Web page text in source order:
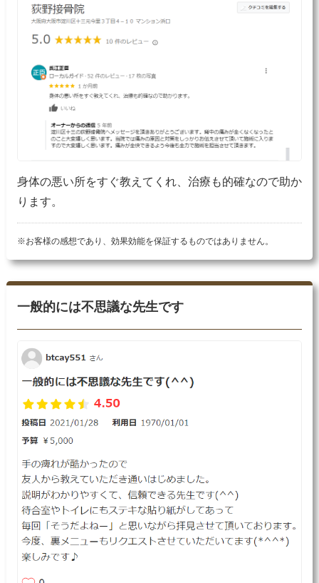
身体の悪い所をすぐ教えてくれ、治療も的確なので助か
ります。
※お客様の感想であり、効果効能を保証するものではありません。
一般的には不思議な先生です